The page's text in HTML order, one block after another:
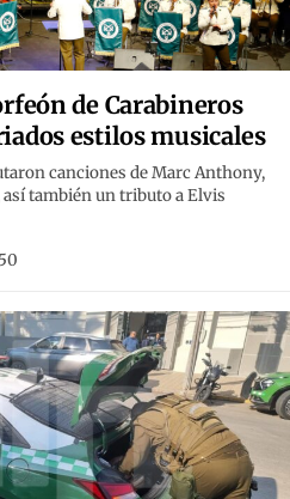
de Carabineros
estilos musicales
canciones de Marc Anthony,
así también un tributo a Elvis